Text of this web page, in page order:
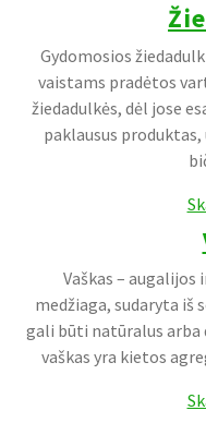
Gydomosios
vaistams pradėtos
žiedadulkės, dėl jose
paklausus
Vaškas –
medžiaga, sudaryta iš
gali būti natūralus
vaškas yra kietos